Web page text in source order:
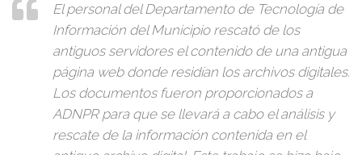
El personal del Departamento de Tecnología de
Información del Municipio rescató de los
antiguos servidores el contenido de una antigua
página web donde residían los archivos digitales.
Los documentos fueron proporcionados a
ADNPR para que se llevará a cabo el análisis y
rescate de la información contenida en el